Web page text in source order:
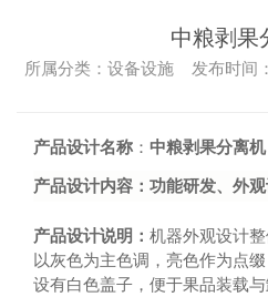
中粮剥果
所属分类：设备设施 发布时间
产品设计名称 ： 中粮剥果分离机
产品设计内容 ： 功能研发、 外
产品设计说明 ： 机器外观设计
以灰色为主色调，亮色作为点
设有白色盖子，便于果品装载